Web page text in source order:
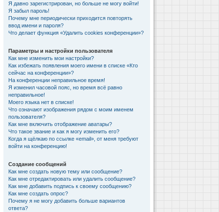
Я давно зарегистрирован, но больше не могу войти!
Я забыл пароль!
Почему мне периодически приходится повторять
ввод имени и пароля?
Что делает функция «Удалить cookies конференции»?
Параметры и настройки пользователя
Как мне изменить мои настройки?
Как избежать появления моего имени в списке «Кто
сейчас на конференции»?
На конференции неправильное время!
Я изменил часовой пояс, но время всё равно
неправильное!
Моего языка нет в списке!
Что означают изображения рядом с моим именем
пользователя?
Как мне включить отображение аватары?
Что такое звание и как я могу изменить его?
Когда я щёлкаю по ссылке «email», от меня требуют
войти на конференцию!
Создание сообщений
Как мне создать новую тему или сообщение?
Как мне отредактировать или удалить сообщение?
Как мне добавить подпись к своему сообщению?
Как мне создать опрос?
Почему я не могу добавить больше вариантов
ответа?